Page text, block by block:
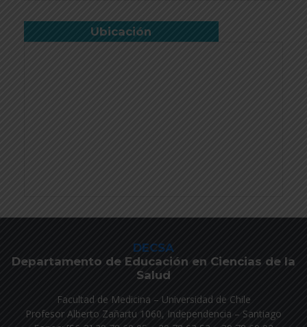
Ubicación
DECSA
Departamento de Educación en Ciencias de la
Salud
Facultad de Medicina – Universidad de Chile
Profesor Alberto Zañartu 1060, Independencia – Santiago